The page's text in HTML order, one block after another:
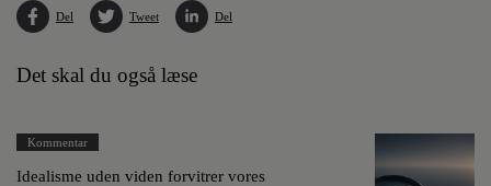
Del Tweet Del
Det skal du også læse
Kommentar
Idealisme uden viden forvitrer vores